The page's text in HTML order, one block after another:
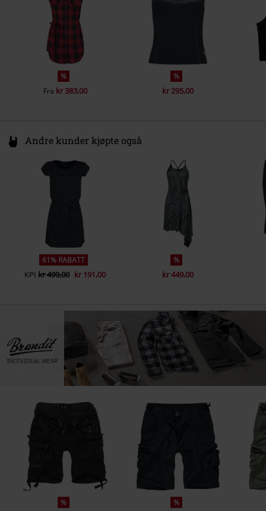
%
Fra kr 383,00
%
kr 295,00
Andre kunder kjøpte også
61% RABATT
KPI kr 499,00 kr 191,00
%
kr 449,00
%
%